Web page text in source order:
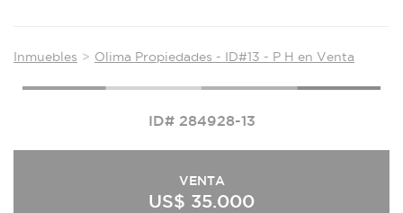
Inmuebles Olima Propiedades - ID#13 - P H en Venta
ID# 284928-13
VENTA
US$ 35.000